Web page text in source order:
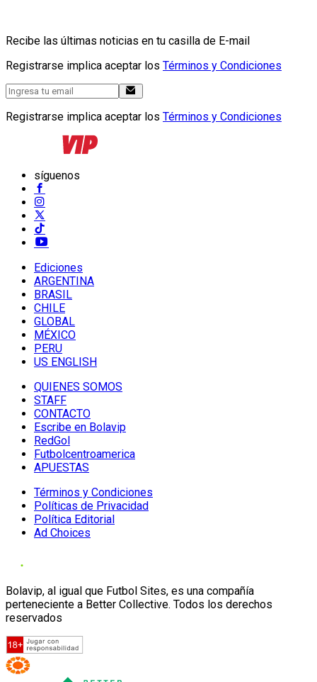
Recibe las últimas noticias en tu casilla de E-mail
Registrarse implica aceptar los Términos y Condiciones
Registrarse implica aceptar los Términos y Condiciones
síguenos
Ediciones
ARGENTINA
BRASIL
CHILE
GLOBAL
MÉXICO
PERU
US ENGLISH
QUIENES SOMOS
STAFF
CONTACTO
Escribe en Bolavip
RedGol
Futbolcentroamerica
APUESTAS
Términos y Condiciones
Políticas de Privacidad
Política Editorial
Ad Choices
Bolavip, al igual que Futbol Sites, es una compañía
perteneciente a Better Collective. Todos los derechos
reservados